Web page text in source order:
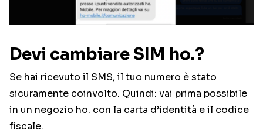
Devi cambiare SIM ho.?
Se hai ricevuto il SMS, il tuo numero è stato
sicuramente coinvolto. Quindi: vai prima possibile
in un negozio ho. con la carta d’identità e il codice
fiscale.